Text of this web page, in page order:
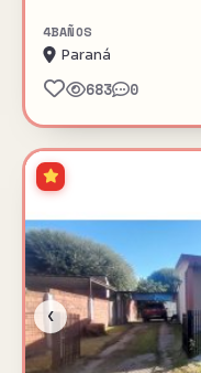
4BAÑOS
Paraná
683 0
‹